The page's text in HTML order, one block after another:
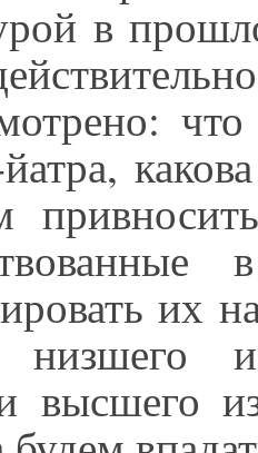
в
их
низшего
высшего